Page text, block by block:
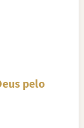
pelo